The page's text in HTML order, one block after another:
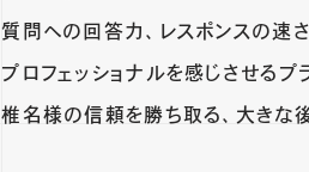
質問への回答力、レスポンスの速
プロフェッショナルを感じさせるプ
椎名様の信頼を勝ち取る、大きな後